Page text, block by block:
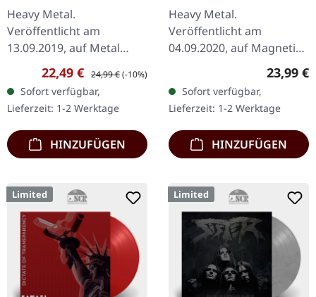
Heavy Metal.
Veröffentlicht am
13.09.2019, auf Metal
Blade Records.
Transparent/Violett
marmoriertes Doppel-
Vinyl im Gatefold-Cover
mit Patch und…
Verkaufspreis:
22,49 € Regulärer Preis:
24,99 €(-10%)
Sofort verfügbar,
Lieferzeit: 1-2 Werktage
HINZUFÜGEN
TRANSPARENT RED LP
Heavy Metal.
Veröffentlicht am
04.09.2020, auf Magnetic
Eye Records. Transparent
rotes Vinyl im Gatefold-
Cover. Mit Zakk Sabbath
zollen Gitarrist und…
23,99 €
Sofort verfügbar,
Lieferzeit: 1-2 Werktage
HINZUFÜGEN
Limited Limited